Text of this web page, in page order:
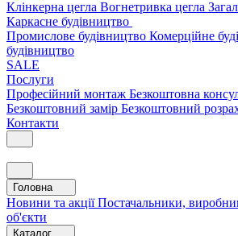
Клінкерна цегла Вогнетривка цегла
Каркасне будівництво
Промислове будівництво Комерційне
будівництво
SALE
Послуги
Професійний монтаж Безкоштовна
Безкоштовний замір Безкоштовний
Контакти
Головна
Новини та акціїПостачальники,
об'єкти
Каталог